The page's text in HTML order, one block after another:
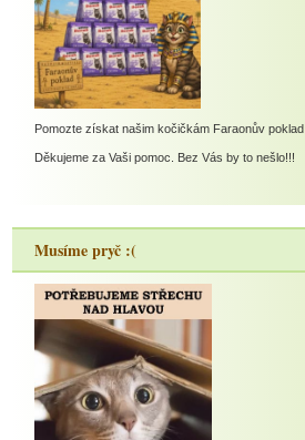
Pomozte získat našim kočičkám Faraonův poklad
Děkujeme za Vaši pomoc. Bez Vás by to nešlo!!!
Musíme pryč :(